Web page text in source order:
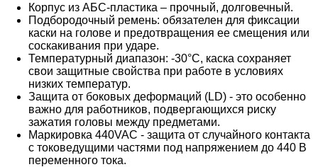
Корпус из АБС-пластика – прочный, долговечный.
Подбородочный ремень: обязателен для фиксации
каски на голове и предотвращения ее смещения или
соскакивания при ударе.
Температурный диапазон: -30°C, каска сохраняет
свои защитные свойства при работе в условиях
низких температур.
Защита от боковых деформаций (LD) - это особенно
важно для работников, подвергающихся риску
зажатия головы между предметами.
Маркировка 440VAC - защита от случайного контакта
с токоведущими частями под напряжением до 440 В
переменного тока.